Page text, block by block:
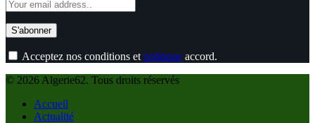
Acceptez nos conditions et politique accord.
© 2026 Algerie62. Tous droits réservés
Accueil
Actualité